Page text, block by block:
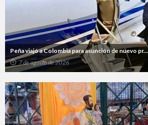
Peña viajó a Colombia para asunción de nuevo pr...
7 de agosto de 2026